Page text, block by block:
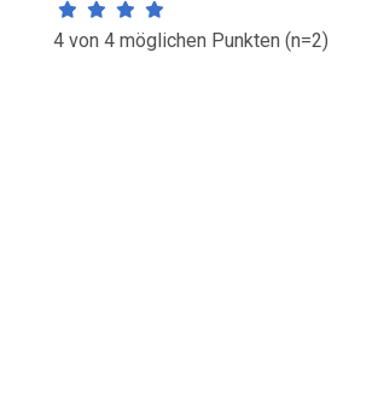
4 von 4 möglichen Punkten (n=2)